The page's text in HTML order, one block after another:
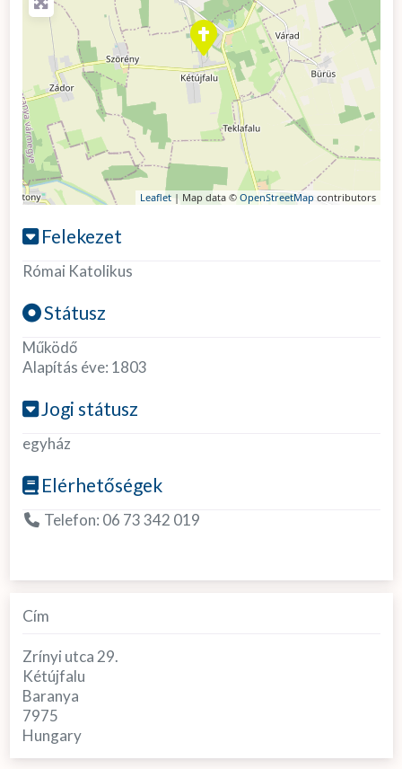
Leaflet| Map data © OpenStreetMap contributors
Felekezet
Római Katolikus
Státusz
Működő
Alapítás éve: 1803
Jogi státusz
egyház
Elérhetőségek
Telefon: 06 73 342 019
Cím
Zrínyi utca 29.
Kétújfalu
Baranya
7975
Hungary